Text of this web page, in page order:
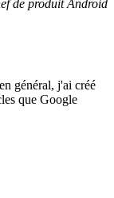
de produit Android
général, j'ai créé
que Google